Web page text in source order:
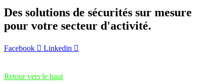
Des solutions de sécurités sur mesure
pour votre secteur d'activité.
Facebook Linkedin
Retour vers le haut